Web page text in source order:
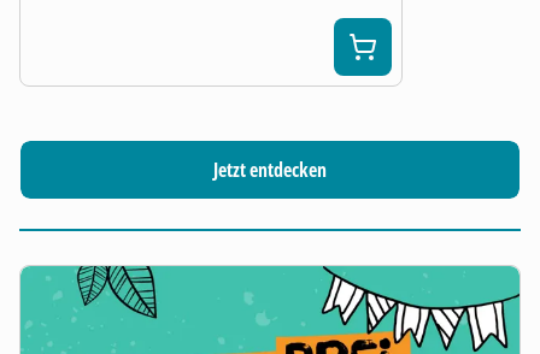
Jetzt entdecken